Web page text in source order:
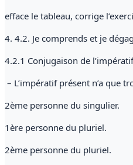
efface le tableau, corrige
4. 4.2. Je comprends et je
4.2.1 Conjugaison de
– L’impératif présent n’a que
2ème personne du singulier.
1ère personne du pluriel.
2ème personne du pluriel.